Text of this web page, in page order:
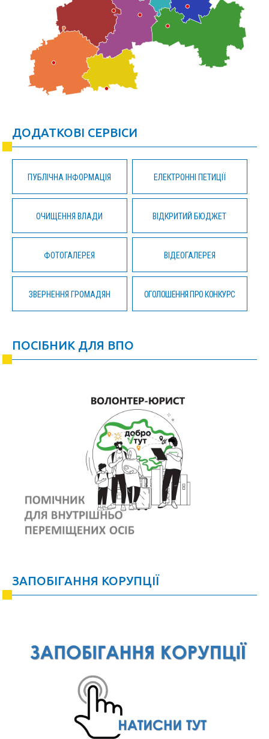
ДОДАТКОВІ СЕРВІСИ
ПУБЛІЧНА ІНФОРМАЦІЯ ЕЛЕКТРОННІ ПЕТИЦІЇ
ОЧИЩЕННЯ ВЛАДИ ВІДКРИТИЙ БЮДЖЕТ
ФОТОГАЛЕРЕЯ ВІДЕОГАЛЕРЕЯ
ЗВЕРНЕННЯ ГРОМАДЯН ОГОЛОШЕННЯ ПРО КОНКУРС
ПОСІБНИК ДЛЯ ВПО
ЗАПОБІГАННЯ КОРУПЦІЇ